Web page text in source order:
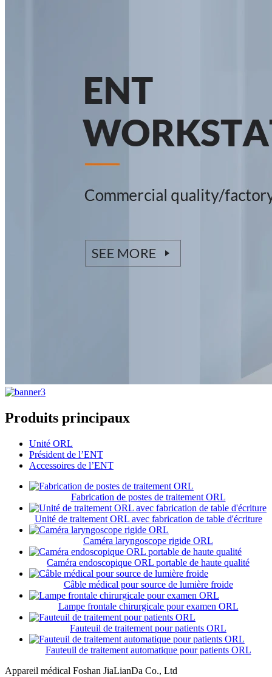
Produits principaux
Unité ORL
Président de l’ENT
Accessoires de l’ENT
Fabrication de postes de traitement ORL
Unité de traitement ORL avec fabrication de table d'écriture
Caméra laryngoscope rigide ORL
Caméra endoscopique ORL portable de haute qualité
Câble médical pour source de lumière froide
Lampe frontale chirurgicale pour examen ORL
Fauteuil de traitement pour patients ORL
Fauteuil de traitement automatique pour patients ORL
Appareil médical Foshan JiaLianDa Co., Ltd